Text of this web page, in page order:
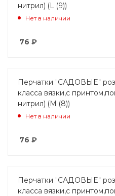
нитрил) (L (9))
Нет в наличии
76 ₽
Перчатки "САДОВЫЕ"
класса вязки,с
нитрил) (M (8))
Нет в наличии
76 ₽
Перчатки "САДОВЫЕ"
класса вязки,с